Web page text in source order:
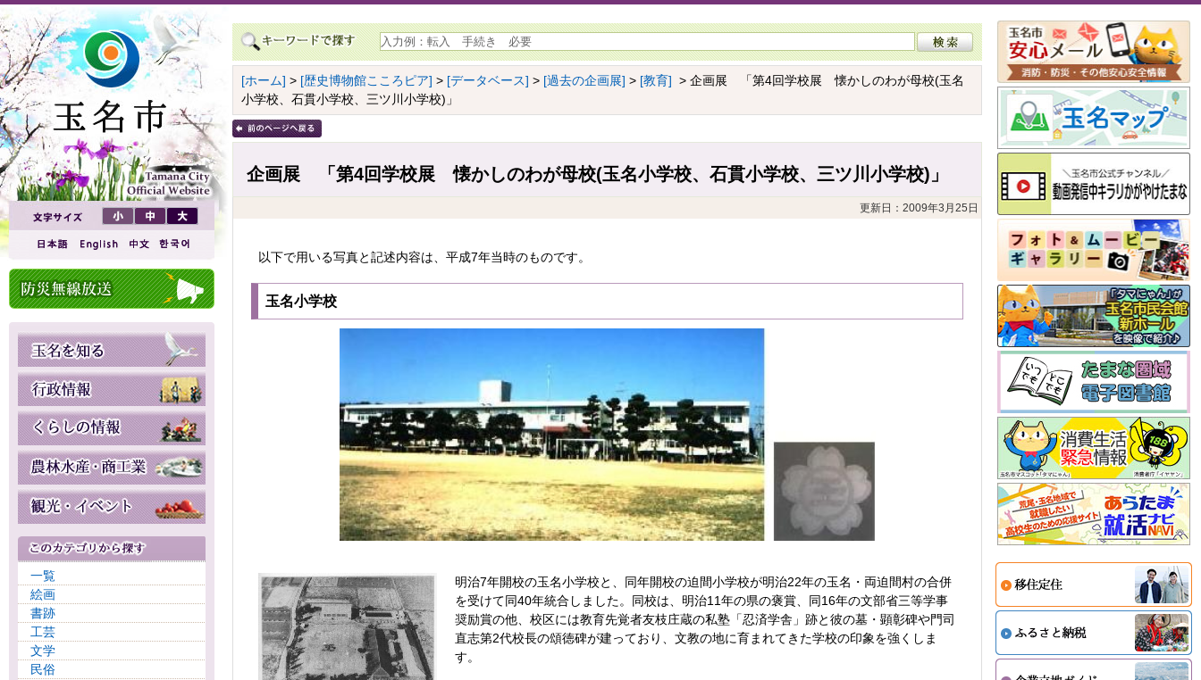
一覧
絵画
書跡
工芸
文学
民俗
[ホーム] > [歴史博物館こころピア] > [データベース] > [過去の企画展] > [教育] > 企画展 「第4回学校展 懐かしのわが母校(玉名
小学校、石貫小学校、三ツ川小学校)」
企画展 「第4回学校展 懐かしのわが母校(玉名小学校、石貫小学校、三ツ川小学校)」
更新日：2009年3月25日
以下で用いる写真と記述内容は、平成7年当時のものです。
玉名小学校
明治7年開校の玉名小学校と、同年開校の迫間小学校が明治22年の玉名・両迫間村の合併
を受けて同40年統合しました。同校は、明治11年の県の褒賞、同16年の文部省三等学事
奨励賞の他、校区には教育先覚者友枝庄蔵の私塾「忍済学舎」跡と彼の墓・顕彰碑や門司
直志第2代校長の頌徳碑が建っており、文教の地に育まれてきた学校の印象を強くしま
す。